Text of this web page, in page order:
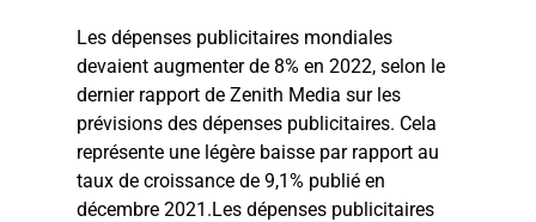
Les dépenses publicitaires mondiales
devaient augmenter de 8% en 2022, selon le
dernier rapport de Zenith Media sur les
prévisions des dépenses publicitaires. Cela
représente une légère baisse par rapport au
taux de croissance de 9,1% publié en
décembre 2021.Les dépenses publicitaires